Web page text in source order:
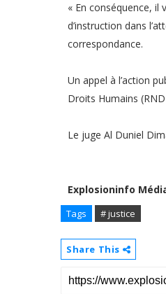
« En conséquence,
d’instruction dans
correspondance.
Un appel à l’action
Droits Humains
Le juge Al Duniel
Explosioninfo
Tags # justice
Share This